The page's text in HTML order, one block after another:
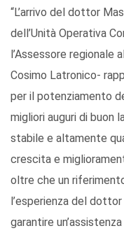
“L’arrivo del dottor
dell’Unità Operativa
l’Assessore regionale
Cosimo Latronico-
per il potenziamento
migliori auguri di buon
stabile e altamente
crescita e
oltre che un
l’esperienza del
garantire